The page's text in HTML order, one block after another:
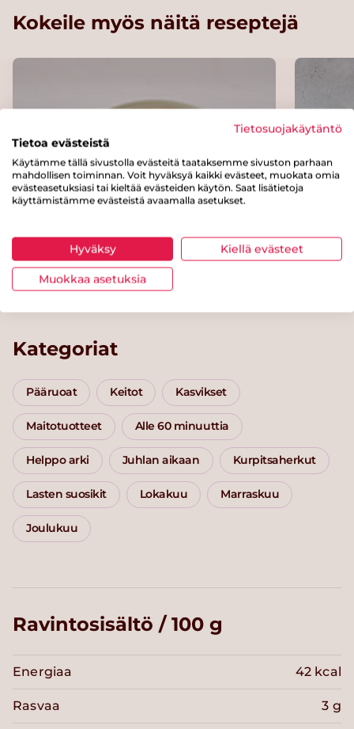
Kokeile myös näitä reseptejä
Bataatti-inkivääri-sosekeitto
Kategoriat
Pääruoat Keitot Kasvikset
Maitotuotteet Alle 60 minuuttia
Helppo arki Juhlan aikaan Kurpitsaherkut
Lasten suosikit Lokakuu Marraskuu
Joulukuu
Ravintosisältö / 100 g
Energiaa 42 kcal
Rasvaa 3 g
Tietosuojakäytäntö
Tietoa evästeistä
Käytämme tällä sivustolla evästeitä taataksemme sivuston parhaan
mahdollisen toiminnan. Voit hyväksyä kaikki evästeet, muokata omia
evästeasetuksiasi tai kieltää evästeiden käytön. Saat lisätietoja
käyttämistämme evästeistä avaamalla asetukset.
Hyväksy Kiellä evästeet
Muokkaa asetuksia